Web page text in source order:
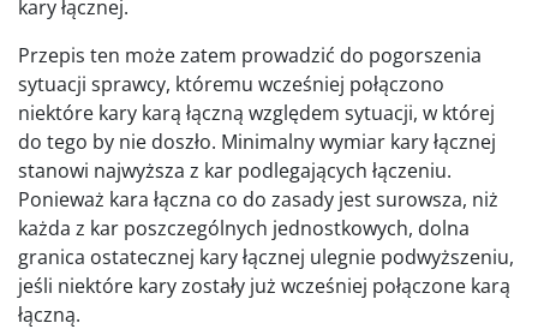
kary łącznej.
Przepis ten może zatem prowadzić do pogorszenia
sytuacji sprawcy, któremu wcześniej połączono
niektóre kary karą łączną względem sytuacji, w której
do tego by nie doszło. Minimalny wymiar kary łącznej
stanowi najwyższa z kar podlegających łączeniu.
Ponieważ kara łączna co do zasady jest surowsza, niż
każda z kar poszczególnych jednostkowych, dolna
granica ostatecznej kary łącznej ulegnie podwyższeniu,
jeśli niektóre kary zostały już wcześniej połączone karą
łączną.